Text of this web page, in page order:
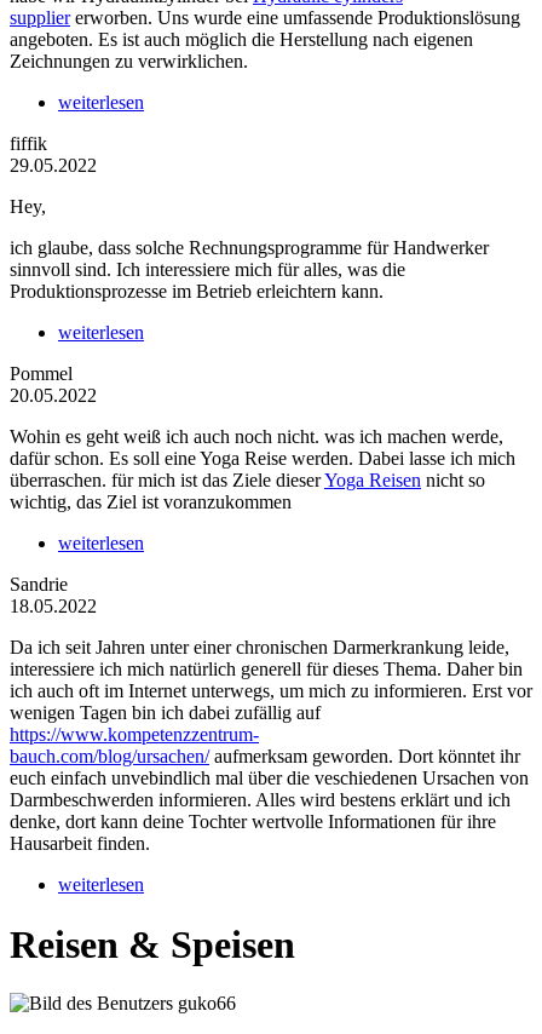
suppliererworben. Uns wurde eine umfassende Produktionslösung
angeboten. Es ist auch möglich die Herstellung nach eigenen
Zeichnungen zu verwirklichen.
weiterlesen
fiffik
29.05.2022
Hey,
ich glaube, dass solche Rechnungsprogramme für Handwerker
sinnvoll sind. Ich interessiere mich für alles, was die
Produktionsprozesse im Betrieb erleichtern kann.
weiterlesen
Pommel
20.05.2022
Wohin es geht weiß ich auch noch nicht. was ich machen werde,
dafür schon. Es soll eine Yoga Reise werden. Dabei lasse ich mich
überraschen. für mich ist das Ziele dieserYoga Reisen nicht so
wichtig, das Ziel ist voranzukommen
weiterlesen
Sandrie
18.05.2022
Da ich seit Jahren unter einer chronischen Darmerkrankung leide,
interessiere ich mich natürlich generell für dieses Thema. Daher bin
ich auch oft im Internet unterwegs, um mich zu informieren. Erst vor
wenigen Tagen bin ich dabei zufällig auf
https://www.kompetenzzentrum-
bauch.com/blog/ursachen/aufmerksam geworden. Dort könntet ihr
euch einfach unvebindlich mal über die veschiedenen Ursachen von
Darmbeschwerden informieren. Alles wird bestens erklärt und ich
denke, dort kann deine Tochter wertvolle Informationen für ihre
Hausarbeit finden.
weiterlesen
Reisen & Speisen